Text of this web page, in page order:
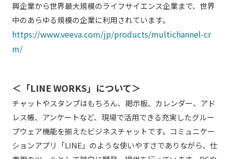
興企業から世界最大規模のライフサイエンス企業まで、世界
中のあらゆる規模の企業に利用されています。
https://www.veeva.com/jp/products/multichannel-cr
m/
＜「LINE WORKS」について＞
チャットやスタンプはもちろん、掲示板、カレンダー、アド
レス帳、アンケートなど、現場で活用できる充実したグルー
プウェア機能を揃えたビジネスチャットです。コミュニケー
ションアプリ「LINE」のような使いやすさでありながら、仕